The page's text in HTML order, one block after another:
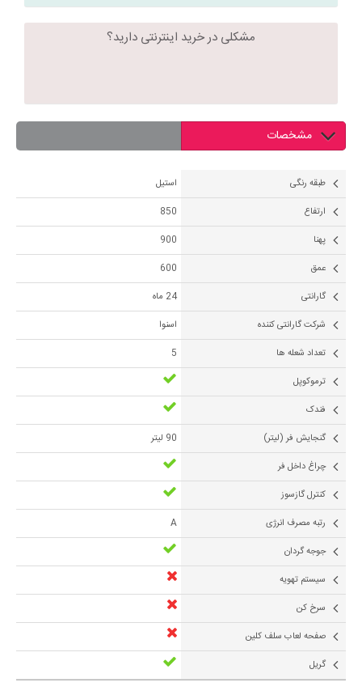
مشکلی در خرید اینترنتی دارید؟
مشخصات
طبقه رنگی
استیل
ارتفاع
850
پهنا
900
عمق
600
گارانتی
24 ماه
شرکت گارانتی کننده
اسنوا
تعداد شعله ها
5
ترموکوپل
فندک
گنجایش فر (لیتر)
90 لیتر
چراغ داخل فر
کنترل گازسوز
رتبه مصرف انرژی
A
جوجه گردان
سیستم تهویه
سرخ کن
صفحه لعاب سلف کلین
گریل